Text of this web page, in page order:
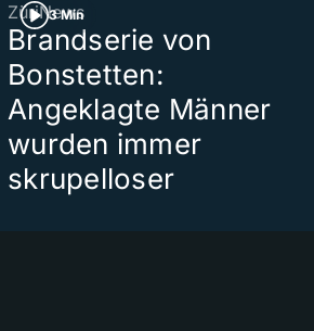
3 Min
ZüriNews
Brandserie von
Bonstetten:
Angeklagte Männer
wurden immer
skrupelloser